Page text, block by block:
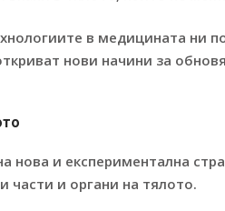
в медицината ни
нови начини за
нова и експериментална
части и органи на тялото.